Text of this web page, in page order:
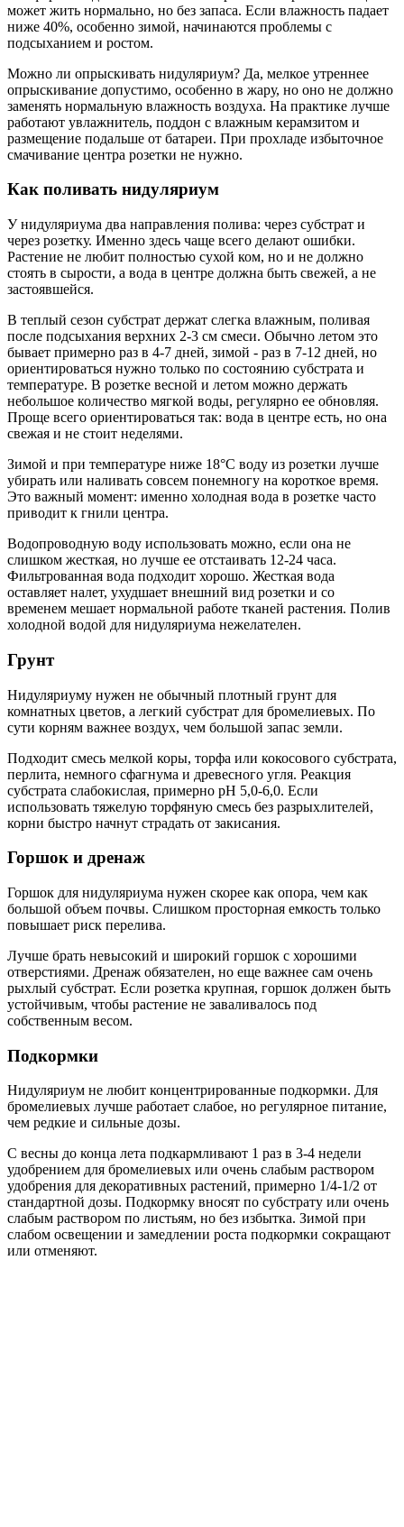
может жить нормально, но без запаса. Если влажность падает
ниже 40%, особенно зимой, начинаются проблемы с
подсыханием и ростом.
Можно ли опрыскивать нидуляриум? Да, мелкое утреннее
опрыскивание допустимо, особенно в жару, но оно не должно
заменять нормальную влажность воздуха. На практике лучше
работают увлажнитель, поддон с влажным керамзитом и
размещение подальше от батареи. При прохладе избыточное
смачивание центра розетки не нужно.
Как поливать нидуляриум
У нидуляриума два направления полива: через субстрат и
через розетку. Именно здесь чаще всего делают ошибки.
Растение не любит полностью сухой ком, но и не должно
стоять в сырости, а вода в центре должна быть свежей, а не
застоявшейся.
В теплый сезон субстрат держат слегка влажным, поливая
после подсыхания верхних 2-3 см смеси. Обычно летом это
бывает примерно раз в 4-7 дней, зимой - раз в 7-12 дней, но
ориентироваться нужно только по состоянию субстрата и
температуре. В розетке весной и летом можно держать
небольшое количество мягкой воды, регулярно ее обновляя.
Проще всего ориентироваться так: вода в центре есть, но она
свежая и не стоит неделями.
Зимой и при температуре ниже 18°C воду из розетки лучше
убирать или наливать совсем понемногу на короткое время.
Это важный момент: именно холодная вода в розетке часто
приводит к гнили центра.
Водопроводную воду использовать можно, если она не
слишком жесткая, но лучше ее отстаивать 12-24 часа.
Фильтрованная вода подходит хорошо. Жесткая вода
оставляет налет, ухудшает внешний вид розетки и со
временем мешает нормальной работе тканей растения. Полив
холодной водой для нидуляриума нежелателен.
Грунт
Нидуляриуму нужен не обычный плотный грунт для
комнатных цветов, а легкий субстрат для бромелиевых. По
сути корням важнее воздух, чем большой запас земли.
Подходит смесь мелкой коры, торфа или кокосового субстрата,
перлита, немного сфагнума и древесного угля. Реакция
субстрата слабокислая, примерно pH 5,0-6,0. Если
использовать тяжелую торфяную смесь без разрыхлителей,
корни быстро начнут страдать от закисания.
Горшок и дренаж
Горшок для нидуляриума нужен скорее как опора, чем как
большой объем почвы. Слишком просторная емкость только
повышает риск перелива.
Лучше брать невысокий и широкий горшок с хорошими
отверстиями. Дренаж обязателен, но еще важнее сам очень
рыхлый субстрат. Если розетка крупная, горшок должен быть
устойчивым, чтобы растение не заваливалось под
собственным весом.
Подкормки
Нидуляриум не любит концентрированные подкормки. Для
бромелиевых лучше работает слабое, но регулярное питание,
чем редкие и сильные дозы.
С весны до конца лета подкармливают 1 раз в 3-4 недели
удобрением для бромелиевых или очень слабым раствором
удобрения для декоративных растений, примерно 1/4-1/2 от
стандартной дозы. Подкормку вносят по субстрату или очень
слабым раствором по листьям, но без избытка. Зимой при
слабом освещении и замедлении роста подкормки сокращают
или отменяют.